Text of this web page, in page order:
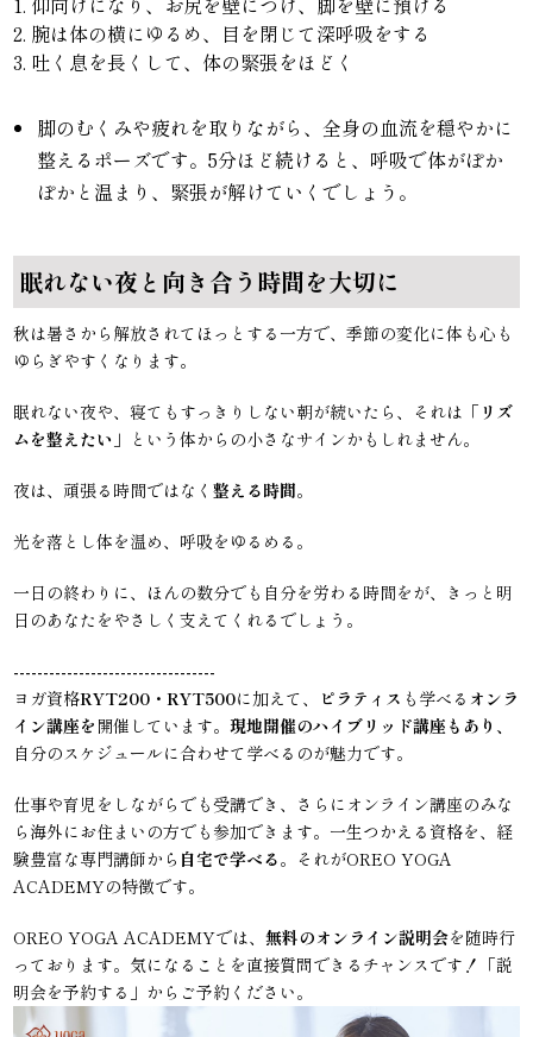
2. 腕は体の横にゆるめ、目を閉じて深呼吸をする
3. 吐く息を長くして、体の緊張をほどく
脚のむくみや疲れを取りながら、全身の血流を穏やかに
整えるポーズです。5分ほど続けると、呼吸で体がぽか
ぽかと温まり、緊張が解けていくでしょう。
眠れない夜と向き合う時間を大切に
秋は暑さから解放されてほっとする一方で、季節の変化に体も心も
ゆらぎやすくなります。
眠れない夜や、寝てもすっきりしない朝が続いたら、それは「 リズ
ムを整えたい」 という体からの小さなサインかもしれません。
夜は、頑張る時間ではなく整える時間。
光を落とし体を温め、呼吸をゆるめる。
一日の終わりに、ほんの数分でも自分を労わる時間をが、きっと明
日のあなたをやさしく支えてくれるでしょう。
----------------------------------
ヨガ資格RYT200・RYT500に加えて、 ピラティス も学べる オンラ
イン講座を 開催しています。現地開催のハイブリッド講座もあり、
自分のスケジュールに合わせて学べるのが魅力です。
仕事や育児をしながらでも受講でき、さらにオンライン講座のみな
ら海外にお住まいの方でも参加できます。一生つかえる資格を、経
験豊富な専門講師から 自宅で学べる。それがOREO YOGA
ACADEMYの特徴です。
OREO YOGA ACADEMYでは、無料のオンライン説明会を随時行
っております。気になることを直接質問できるチャンスです！「説
明会を予約する」からご予約ください。